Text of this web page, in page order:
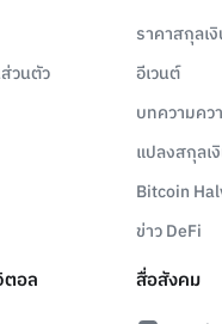
วนตัว
ราคาสกุลเ
อีเวนต์
บทความคว
แปลงสกุลเ
Bitcoin
ข่าว DeFi
ตอล สื่อสังคม